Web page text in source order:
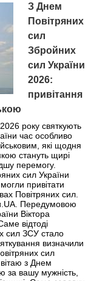
З Днем
Повітряних
сил
Збройних
сил України
2026:
привітання
року святкують
час особливо
які щодня
стануть щирі
перемогу.
сил України
привітати
Повітряних сил.
Передумовою
Віктора
відтоді
сил ЗСУ стало
визначили
сил
з Днем
за вашу мужність,